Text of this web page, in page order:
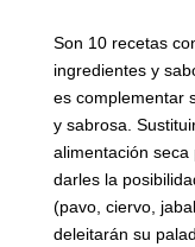
Son 10 recetas
ingredientes y
es complementar
y sabrosa.
alimentación seca
darles la
(pavo, ciervo,
deleitarán su